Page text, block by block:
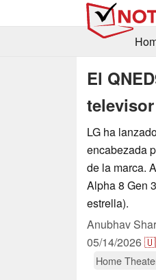
El
LG ha
encabezada
de la marca.
Alpha 8 Gen
estrella).
Anubhav
05/14/2026
Home